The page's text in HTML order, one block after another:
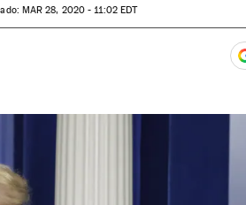
MAR 28, 2020 - 11:02EDT